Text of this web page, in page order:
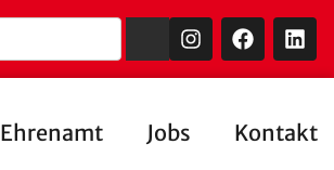
Ehrenamt Jobs Kontakt